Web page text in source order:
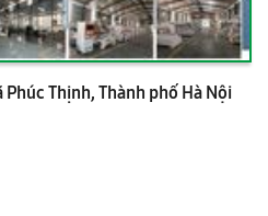
Phúc Thịnh, Thành phố Hà Nội